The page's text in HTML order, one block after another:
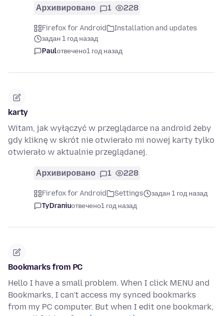
Архивировано 1 228
Firefox for Android
Installation and updates
задан 1 год назад
Paulотвечено1 год назад
karty
Witam, jak wyłączyć w przeglądarce na android żeby
gdy kliknę w skrót nie otwierało mi nowej karty tylko
otwierało w aktualnie przeglądanej.
Архивировано 1 228
Firefox for Android Settings
задан 1 год назад
TyDraniuотвечено1 год назад
Bookmarks from PC
Hello I have a small problem. When I click MENU and
Bookmarks, I can't access my synced bookmarks
from my PC computer. But when I edit one bookmark,